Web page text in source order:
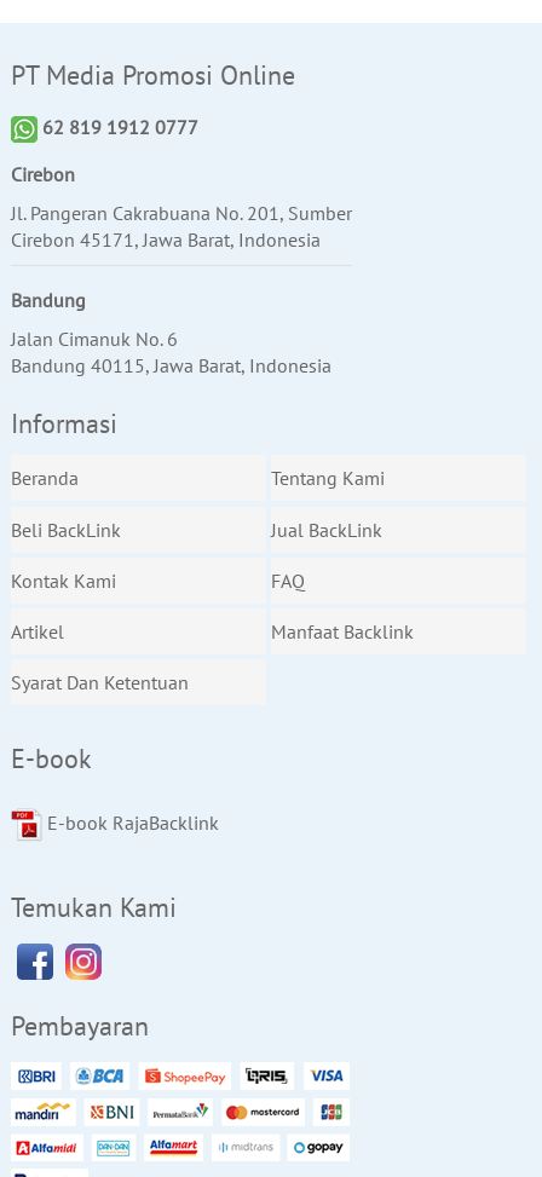
PT Media Promosi Online
62 819 1912 0777
Cirebon
Jl. Pangeran Cakrabuana No. 201, Sumber
Cirebon 45171, Jawa Barat, Indonesia
Bandung
Jalan Cimanuk No. 6
Bandung 40115, Jawa Barat, Indonesia
Informasi
Beranda Tentang Kami
Beli BackLink Jual BackLink
Kontak Kami FAQ
Artikel Manfaat Backlink
Syarat Dan Ketentuan
E-book
E-book RajaBacklink
Temukan Kami
Pembayaran